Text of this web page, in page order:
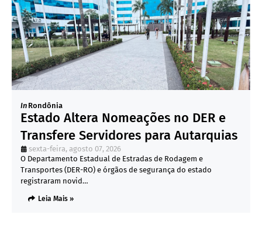
In Rondônia
Estado Altera Nomeações no DER e
Transfere Servidores para Autarquias
sexta-feira, agosto 07, 2026
O Departamento Estadual de Estradas de Rodagem e
Transportes (DER-RO) e órgãos de segurança do estado
registraram novid…
Leia Mais »